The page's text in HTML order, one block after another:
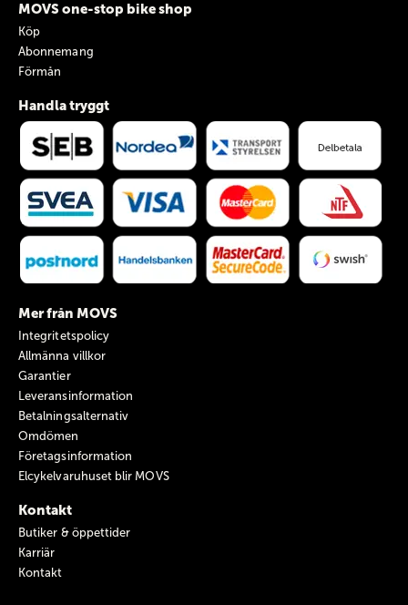
MOVS one-stop bike shop
Köp
Abonnemang
Förmån
Handla tryggt
Mer från MOVS
Integritetspolicy
Allmänna villkor
Garantier
Leveransinformation
Betalningsalternativ
Omdömen
Företagsinformation
Elcykelvaruhuset blir MOVS
Kontakt
Butiker & öppettider
Karriär
Kontakt